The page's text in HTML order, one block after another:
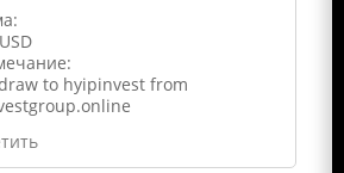
to hyipinvest from